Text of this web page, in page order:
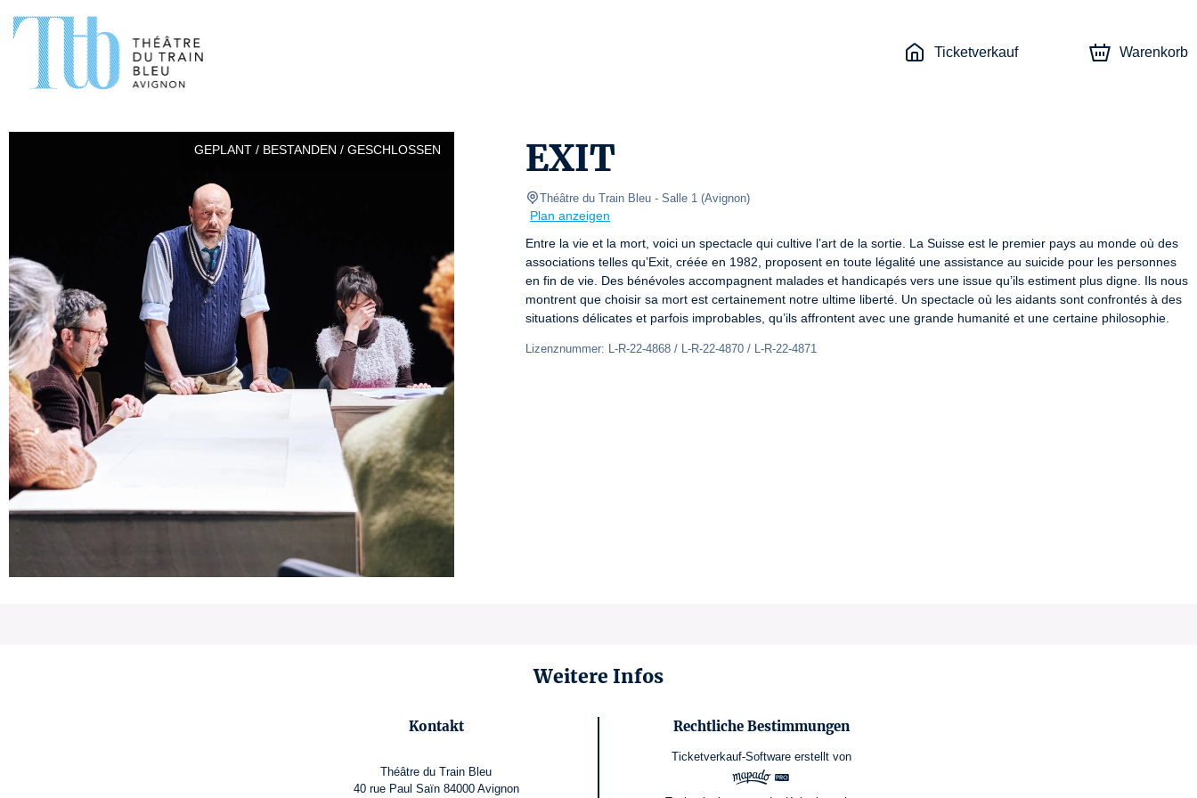
Ticketverkauf Warenkorb
GEPLANT / BESTANDEN / GESCHLOSSEN EXIT
Théâtre du Train Bleu - Salle 1 (Avignon)
Plan anzeigen
Entre la vie et la mort, voici un spectacle qui cultive l’art de la sortie. La Suisse est le premier pays au monde où des
associations telles qu’Exit, créée en 1982, proposent en toute légalité une assistance au suicide pour les personnes
en fin de vie. Des bénévoles accompagnent malades et handicapés vers une issue qu’ils estiment plus digne. Ils nous
montrent que choisir sa mort est certainement notre ultime liberté. Un spectacle où les aidants sont confrontés à des
situations délicates et parfois improbables, qu’ils affrontent avec une grande humanité et une certaine philosophie.
Lizenznummer: L-R-22-4868 / L-R-22-4870 / L-R-22-4871
Weitere Infos
Kontakt
Théâtre du Train Bleu
40 rue Paul Saïn 84000 Avignon
Rechtliche Bestimmungen
Ticketverkauf-Software erstellt von